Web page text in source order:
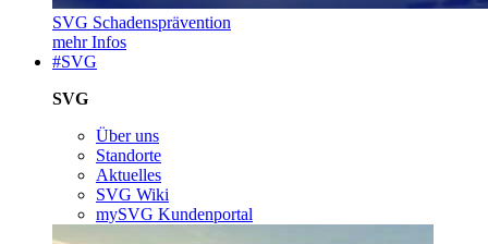
SVG Schadensprävention
mehr Infos
#SVG
SVG
Über uns
Standorte
Aktuelles
SVG Wiki
mySVG Kundenportal